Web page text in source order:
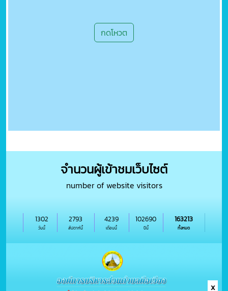
กดโหวต
x
จำนวนผู้เข้าชมเว็บไซต์
number of website visitors
วันนี้
1302
สัปดาห์นี้
2793
เดือนนี้
4239
ปีนี้
102690
ทั้งหมด
163213